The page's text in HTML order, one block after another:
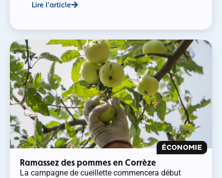
Lire l'article
ÉCONOMIE
Ramassez des pommes en Corrèze
La campagne de cueillette commencera début